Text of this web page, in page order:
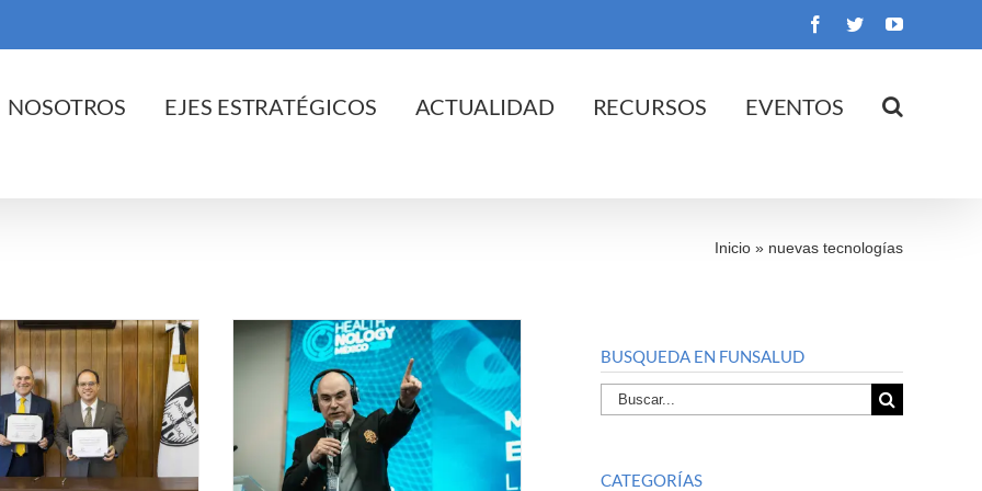
Facebook
TwitterYouTube
NOSOTROS EJES ESTRATÉGICOS ACTUALIDAD RECURSOS EVENTOS
Inicio » nuevas tecnologías
de precisión: la apuesta de
para transformar el sistema
sanitario en México
BUSQUEDA EN FUNSALUD
Buscar
por:
CATEGORÍAS